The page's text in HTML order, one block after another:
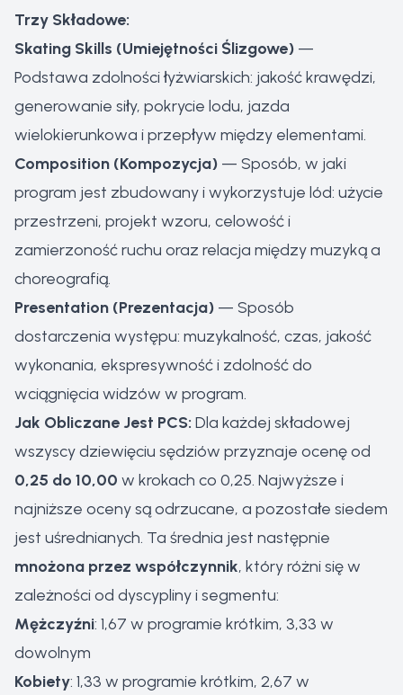
Trzy Składowe:
Skating Skills (Umiejętności Ślizgowe) —
Podstawa zdolności łyżwiarskich: jakość krawędzi,
generowanie siły, pokrycie lodu, jazda
wielokierunkowa i przepływ między elementami.
Composition (Kompozycja) — Sposób, w jaki
program jest zbudowany i wykorzystuje lód: użycie
przestrzeni, projekt wzoru, celowość i
zamierzoność ruchu oraz relacja między muzyką a
choreografią.
Presentation (Prezentacja) — Sposób
dostarczenia występu: muzykalność, czas, jakość
wykonania, ekspresywność i zdolność do
wciągnięcia widzów w program.
Jak Obliczane Jest PCS: Dla każdej składowej
wszyscy dziewięciu sędziów przyznaje ocenę od
0,25 do 10,00 w krokach co 0,25. Najwyższe i
najniższe oceny są odrzucane, a pozostałe siedem
jest uśrednianych. Ta średnia jest następnie
mnożona przez współczynnik, który różni się w
zależności od dyscypliny i segmentu:
Mężczyźni: 1,67 w programie krótkim, 3,33 w
dowolnym
Kobiety: 1,33 w programie krótkim, 2,67 w